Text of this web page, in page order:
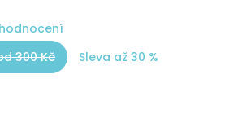
300 Kč
Sleva až 30 %